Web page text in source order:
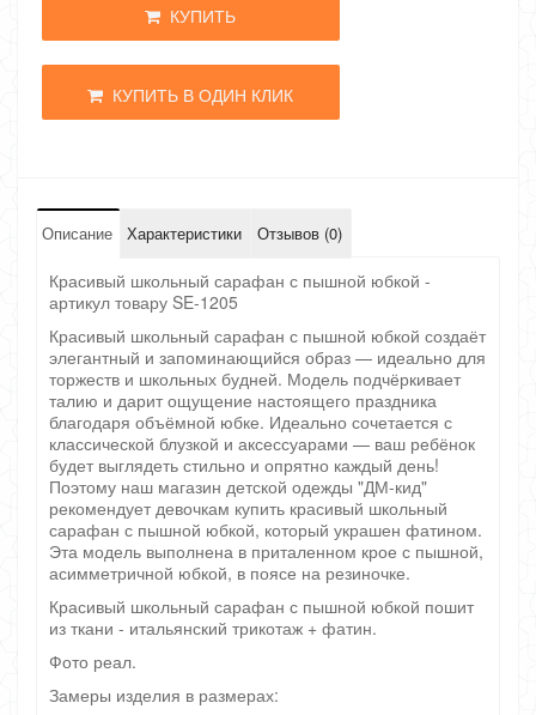
КУПИТЬ
КУПИТЬ В ОДИН КЛИК
Описание Характеристики Отзывов (0)
Красивый школьный сарафан с пышной юбкой -
артикул товару SE-1205
Красивый школьный сарафан с пышной юбкой создаёт
элегантный и запоминающийся образ — идеально для
торжеств и школьных будней. Модель подчёркивает
талию и дарит ощущение настоящего праздника
благодаря объёмной юбке. Идеально сочетается с
классической блузкой и аксессуарами — ваш ребёнок
будет выглядеть стильно и опрятно каждый день!
Поэтому наш магазин детской одежды "ДМ-кид"
рекомендует девочкам купить красивый школьный
сарафан с пышной юбкой, который украшен фатином.
Эта модель выполнена в приталенном крое с пышной,
асимметричной юбкой, в поясе на резиночке.
Красивый школьный сарафан с пышной юбкой пошит
из ткани - итальянский трикотаж + фатин.
Фото реал.
Замеры изделия в размерах: